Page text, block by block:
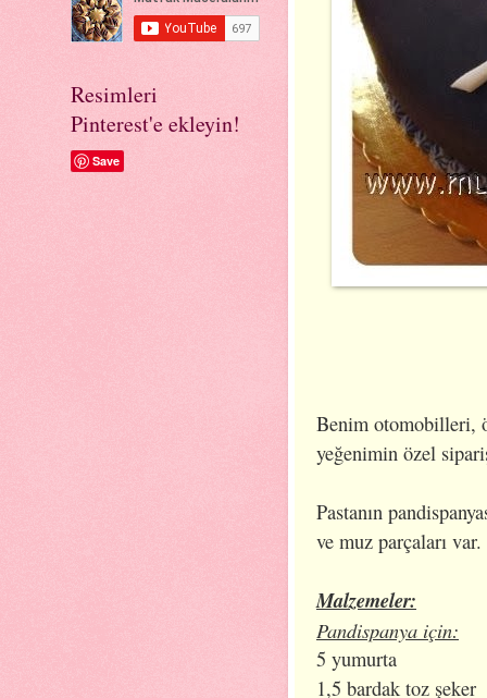
Benim otomobilleri,
yeğenimin özel
Pastanın
ve muz parçaları var.
Malzemeler:
Pandispanya için:
5 yumurta
1,5 bardak toz şeker
Resimleri
Pinterest'e ekleyin!
Save